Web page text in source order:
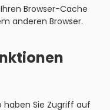
Browser-Cache
anderen Browser.
haben Sie Zugriff auf